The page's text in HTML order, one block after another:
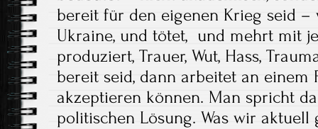
bereit für den eigenen Krieg seid –
Ukraine, und tötet, und mehrt mit
produziert, Trauer, Wut, Hass,
bereit seid, dann arbeitet an einem
akzeptieren können. Man spricht
politischen Lösung. Was wir